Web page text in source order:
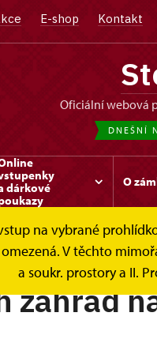
E-shop Kontakt
oficiální webová
DNEŠNÍ
dárkové
O
na vybrané
V těchto
a soukr. prostory a II.
na zámku...
zahrad